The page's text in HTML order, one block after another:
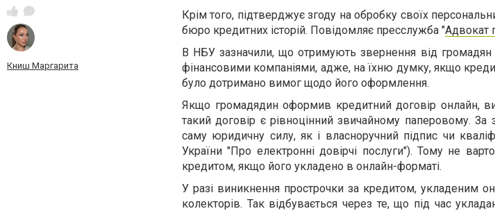
Книш Маргарита
Крім того, підтверджує згоду на обробку своїх
бюро кредитних історій. Повідомляє пресслужба "Адвокат
В НБУ зазначили, що отримують звернення від
фінансовими компаніями, адже, на їхню думку, якщо
було дотримано вимог щодо його оформлення.
Якщо громадядин оформив кредитний договір онлайн,
такий договір є рівноцінний звичайному паперовому.
саму юридичну силу, як і власноручний підпис чи
України "Про електронні довірчі послуги"). Тому не
кредитом, якщо його укладено в онлайн-форматі.
У разі виникнення прострочки за кредитом, укладеним
колекторів. Так відбувається через те, що під час